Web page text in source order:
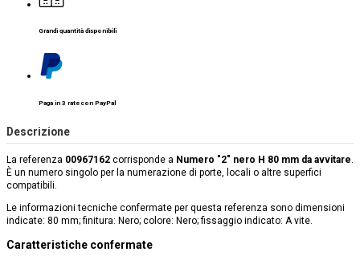
Grandi quantità disponibili
Paga in 3 rate con PayPal
Descrizione
La referenza 00967162 corrisponde a Numero "2" nero H 80 mm da avvitare.
È un numero singolo per la numerazione di porte, locali o altre superfici
compatibili.
Le informazioni tecniche confermate per questa referenza sono dimensioni
indicate: 80 mm; finitura: Nero; colore: Nero; fissaggio indicato: A vite.
Caratteristiche confermate